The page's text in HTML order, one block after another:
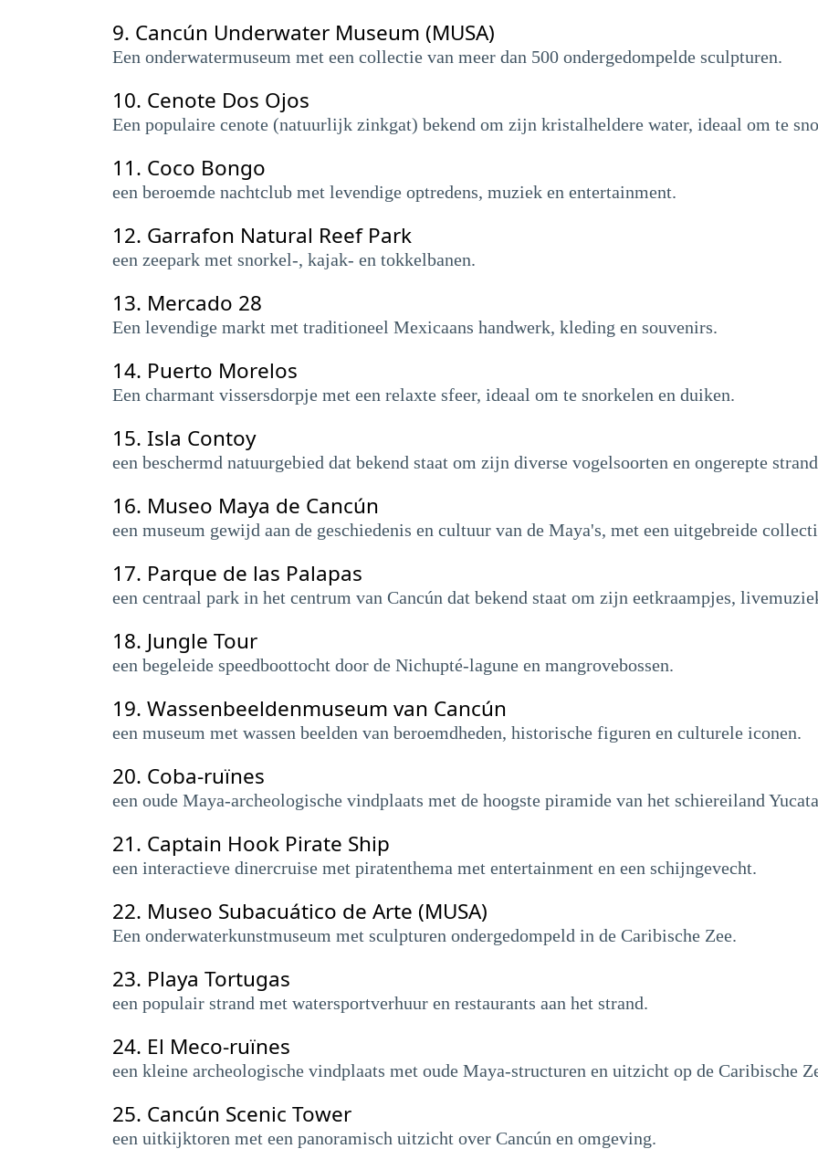
9. Cancún Underwater Museum (MUSA)
Een onderwatermuseum met een collectie van meer dan 500 ondergedompelde sculpturen.
10. Cenote Dos Ojos
Een populaire cenote (natuurlijk zinkgat) bekend om zijn kristalheldere water, ideaal om te
11. Coco Bongo
een beroemde nachtclub met levendige optredens, muziek en entertainment.
12. Garrafon Natural Reef Park
een zeepark met snorkel-, kajak- en tokkelbanen.
13. Mercado 28
Een levendige markt met traditioneel Mexicaans handwerk, kleding en souvenirs.
14. Puerto Morelos
Een charmant vissersdorpje met een relaxte sfeer, ideaal om te snorkelen en duiken.
15. Isla Contoy
een beschermd natuurgebied dat bekend staat om zijn diverse vogelsoorten en ongerepte
16. Museo Maya de Cancún
een museum gewijd aan de geschiedenis en cultuur van de Maya's, met een uitgebreide
17. Parque de las Palapas
een centraal park in het centrum van Cancún dat bekend staat om zijn eetkraampjes,
18. Jungle Tour
een begeleide speedboottocht door de Nichupté-lagune en mangrovebossen.
19. Wassenbeeldenmuseum van Cancún
een museum met wassen beelden van beroemdheden, historische figuren en culturele iconen.
20. Coba-ruïnes
een oude Maya-archeologische vindplaats met de hoogste piramide van het schiereiland
21. Captain Hook Pirate Ship
een interactieve dinercruise met piratenthema met entertainment en een schijngevecht.
22. Museo Subacuático de Arte (MUSA)
Een onderwaterkunstmuseum met sculpturen ondergedompeld in de Caribische Zee.
23. Playa Tortugas
een populair strand met watersportverhuur en restaurants aan het strand.
24. El Meco-ruïnes
een kleine archeologische vindplaats met oude Maya-structuren en uitzicht op de Caribische
25. Cancún Scenic Tower
een uitkijktoren met een panoramisch uitzicht over Cancún en omgeving.